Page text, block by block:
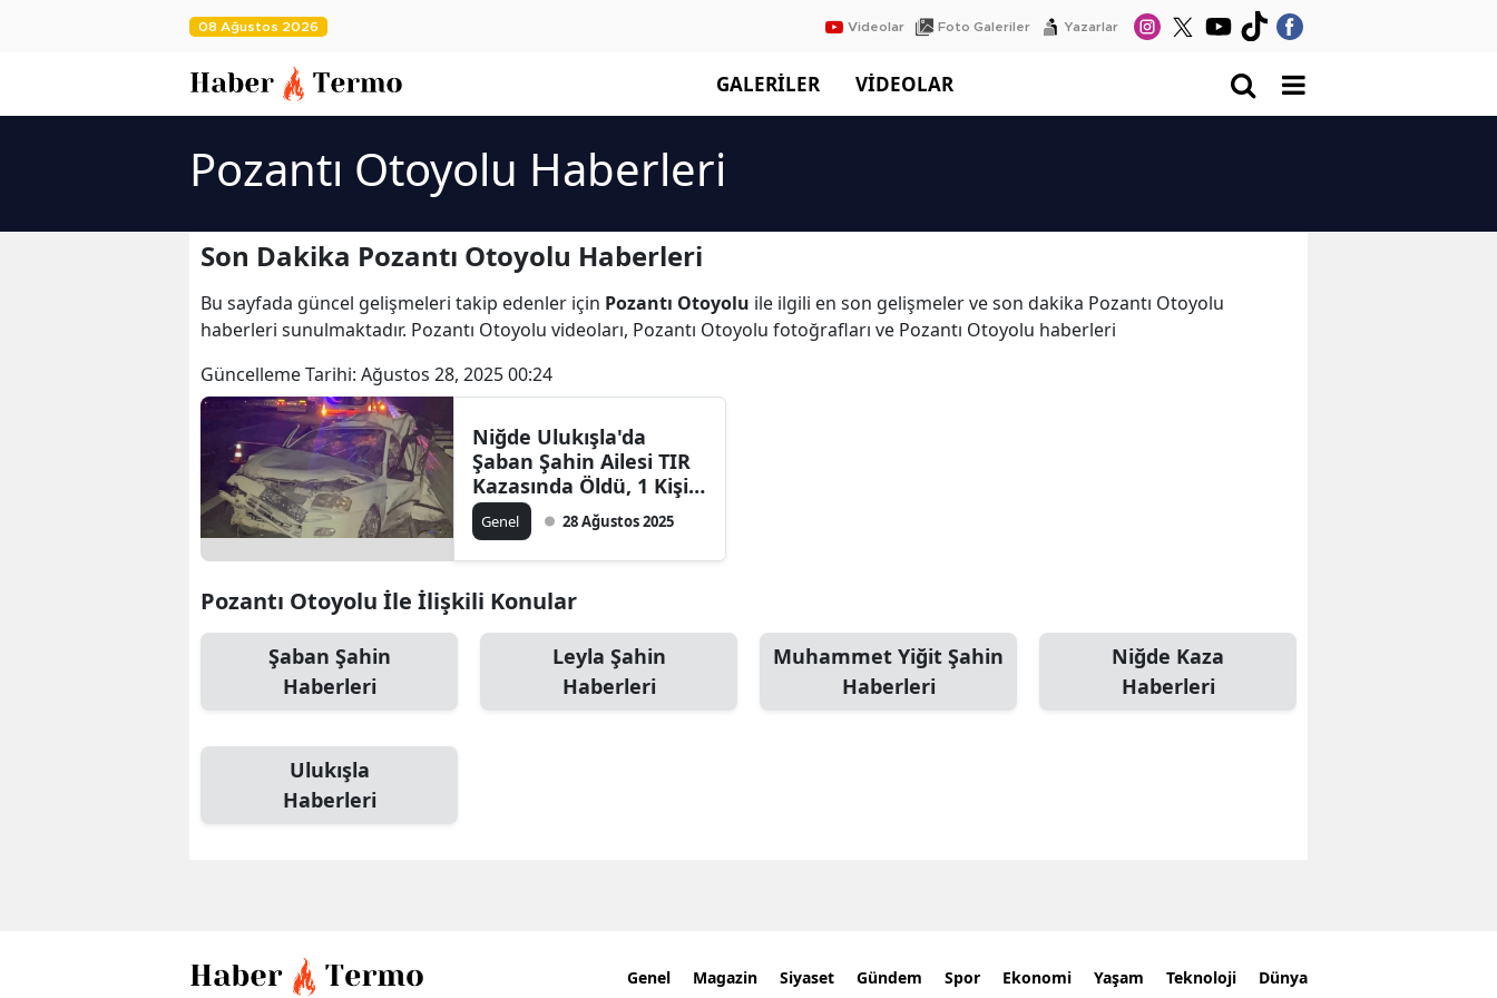
08 Ağustos 2026 Videolar Foto Galeriler Yazarlar
GALERİLER VİDEOLAR
Pozantı Otoyolu Haberleri
Son Dakika Pozantı Otoyolu Haberleri
Bu sayfada güncel gelişmeleri takip edenler için Pozantı Otoyolu ile ilgili en son gelişmeler ve son dakika Pozantı Otoyolu
haberleri sunulmaktadır. Pozantı Otoyolu videoları, Pozantı Otoyolu fotoğrafları ve Pozantı Otoyolu haberleri
Güncelleme Tarihi: Ağustos 28, 2025 00:24
Niğde Ulukışla'da
Şaban Şahin Ailesi TIR
Kazasında Öldü, 1 Kişi
Yaralandı
Genel 28 Ağustos 2025
Pozantı Otoyolu İle İlişkili Konular
Şaban Şahin
Haberleri
Leyla Şahin
Haberleri
Muhammet Yiğit Şahin
Haberleri
Niğde Kaza
Haberleri
Ulukışla
Haberleri
Genel Magazin Siyaset Gündem Spor Ekonomi Yaşam Teknoloji Dünya